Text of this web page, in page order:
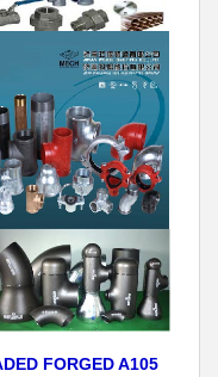
FORGED A105